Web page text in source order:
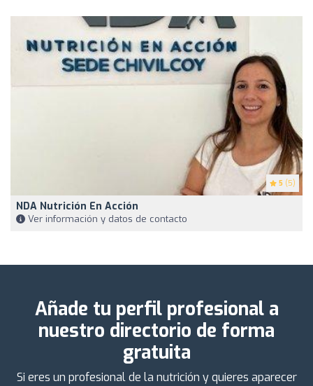
5 (5)
NDA Nutrición En Acción
Ver información y datos de contacto
Añade tu perfil profesional a
nuestro directorio de forma
gratuita
Si eres un profesional de la nutrición y quieres aparecer